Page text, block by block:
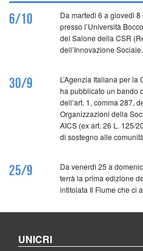
6/10
Da martedì 6 a giovedì
presso l’Università
del Salone della CSR
dell’Innovazione Sociale.
30/9
L’Agenzia Italiana per
ha pubblicato un bando
dell’art. 1, comma 287,
Organizzazioni della
AICS (ex art. 26 L. 125/
di sostegno alle
25/9
Da venerdì 25 a
terrà la prima edizione
intitolata Il Fiume che ci
UNICRI